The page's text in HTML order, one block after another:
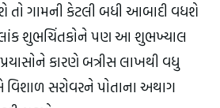
ગામની કેટલી બધી આબાદી વધશે
શુભચિંતકોને પણ આ શુભખ્યાલ
કારણે બત્રીસ લાખથી વધુ
સરોવરને પોતાના અથાગ